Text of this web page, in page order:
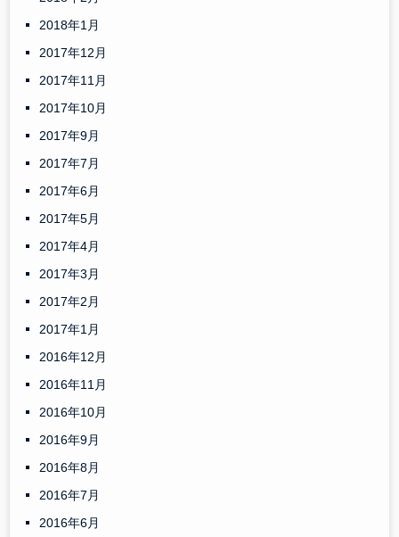
2018年1月
2017年12月
2017年11月
2017年10月
2017年9月
2017年7月
2017年6月
2017年5月
2017年4月
2017年3月
2017年2月
2017年1月
2016年12月
2016年11月
2016年10月
2016年9月
2016年8月
2016年7月
2016年6月